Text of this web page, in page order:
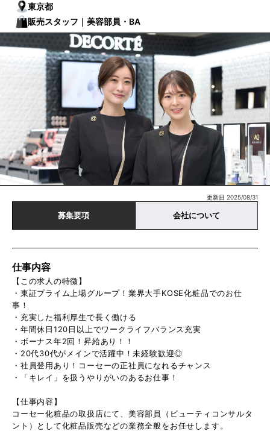
東京都
販売スタッフ｜美容部員・BA
更新日 2025/08/31
募集要項 会社について
仕事内容
【この求人の特徴】
・東証プライム上場グループ！業界大手KOSE化粧品でのお仕
事！
・充実した福利厚生で長く働ける
・年間休日120日以上でワークライフバランス充実
・ボーナス年2回！昇給あり！！
・20代30代がメインで活躍中！未経験歓迎◎
・社員登用あり！コーセーの正社員になれるチャンス
・「キレイ」を扱うやりがいのあるお仕事！
【仕事内容】
コーセー化粧品の取扱店にて、美容部員（ビューティコンサルタ
ント）として化粧品販売などの業務全般をお任せします。